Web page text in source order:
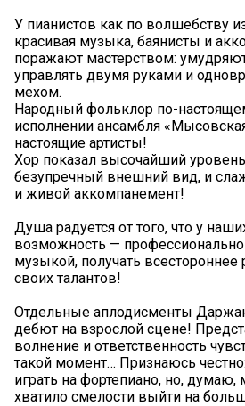
У пианистов как по волшебству
красивая музыка, баянисты и
поражают мастерством:
управлять двумя руками и
мехом.
Народный фольклор по-
исполнении ансамбля
настоящие артисты!
Хор показал высочайший
безупречный внешний вид, и
и живой аккомпанемент!
Душа радуется от того, что у
возможность — профессионально
музыкой, получать всестороннее
своих талантов!
Отдельные аплодисменты
дебют на взрослой сцене!
волнение и ответственность
такой момент… Признаюсь
играть на фортепиано, но,
хватило смелости выйти на